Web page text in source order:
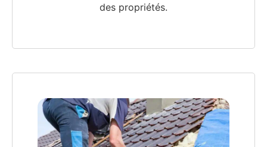
des propriétés.